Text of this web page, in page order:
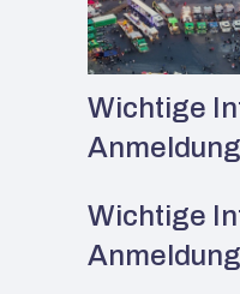
Wichtige
Wichtige